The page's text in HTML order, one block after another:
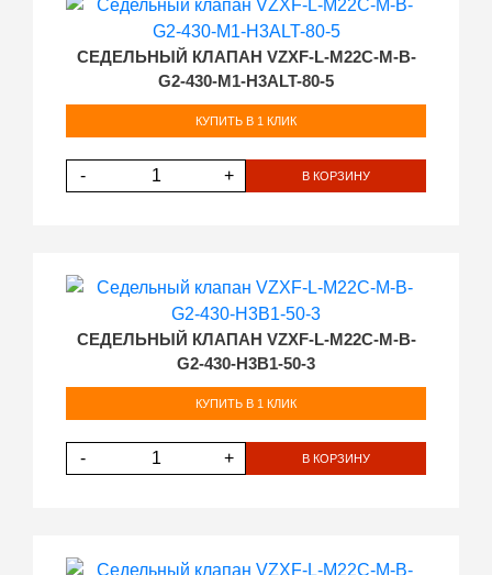
СЕДЕЛЬНЫЙ КЛАПАН VZXF-L-M22C-M-B-
G2-430-M1-H3ALT-80-5
КУПИТЬ В 1 КЛИК
- + В КОРЗИНУ
СЕДЕЛЬНЫЙ КЛАПАН VZXF-L-M22C-M-B-
G2-430-H3B1-50-3
КУПИТЬ В 1 КЛИК
- + В КОРЗИНУ